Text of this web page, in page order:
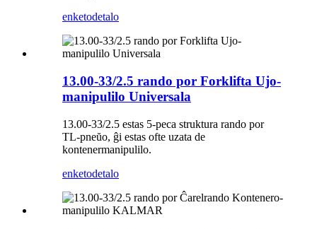
enketodetalo
13.00-33/2.5 rando por Forklifta Ujo-
manipulilo Universala
13.00-33/2.5 estas 5-peca struktura rando por
TL-pneŭo, ĝi estas ofte uzata de
kontenermanipulilo.
enketodetalo